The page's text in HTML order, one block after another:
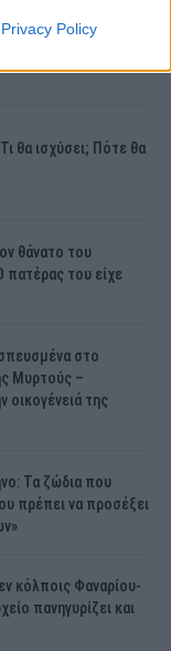
Privacy Policy
θα ισχύσει; Πότε θα
θάνατο του
πατέρας του είχε
στο
Μυρτούς –
οικογένειά της
Τα ζώδια που
πρέπει να προσέξει
κόλποις Φαναρίου-
πανηγυρίζει και